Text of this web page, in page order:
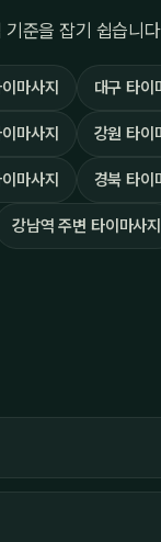
준을 잡기 쉽습니
마사지 대구 타이
마사지 강원 타이
마사지 경북 타이
강남역 주변 타이마사지